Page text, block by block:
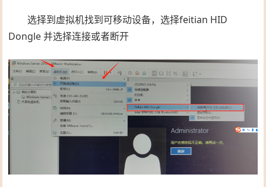
选择到虚拟机找到可移动设备，选择feitian HID
Dongle 并选择连接或者断开